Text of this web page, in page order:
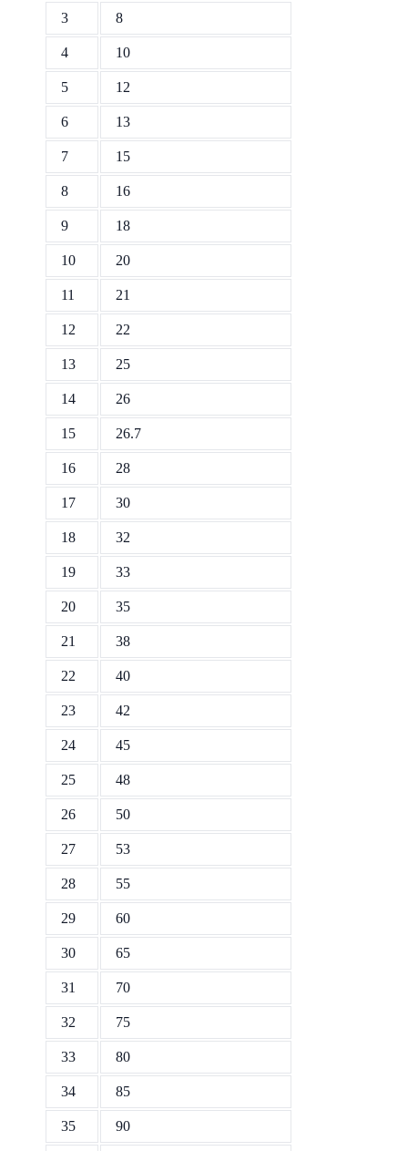
3 8
4 10
5 12
6 13
7 15
8 16
9 18
10 20
11 21
12 22
13 25
14 26
15 26.7
16 28
17 30
18 32
19 33
20 35
21 38
22 40
23 42
24 45
25 48
26 50
27 53
28 55
29 60
30 65
31 70
32 75
33 80
34 85
35 90